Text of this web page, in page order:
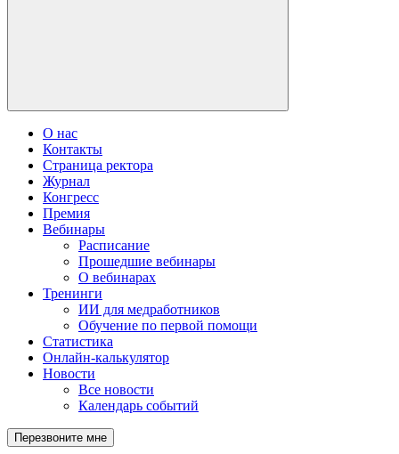
О нас
Контакты
Страница ректора
Журнал
Конгресс
Премия
Вебинары
Расписание
Прошедшие вебинары
О вебинарах
Тренинги
ИИ для медработников
Обучение по первой помощи
Статистика
Онлайн-калькулятор
Новости
Все новости
Календарь событий
Перезвоните мне